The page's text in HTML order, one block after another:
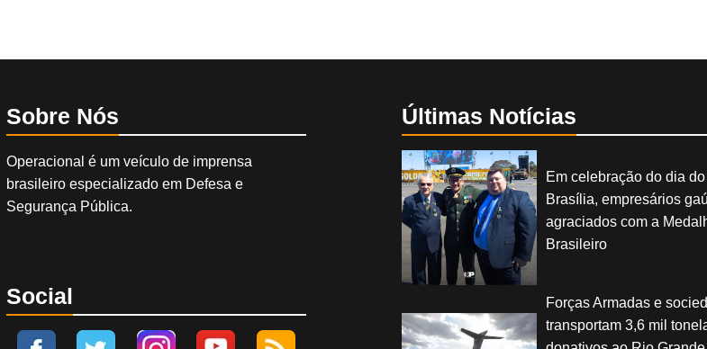
Sobre Nós
Operacional é um veículo de imprensa
brasileiro especializado em Defesa e
Segurança Pública.
Social
Últimas Notícias
Em celebração do dia
Brasília, empresários
agraciados com a
Brasileiro
Forças Armadas e
transportam 3,6 mil